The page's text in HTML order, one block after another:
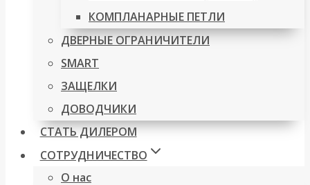
КОМПЛАНАРНЫЕ ПЕТЛИ
ДВЕРНЫЕ ОГРАНИЧИТЕЛИ
SMART
ЗАЩЕЛКИ
ДОВОДЧИКИ
СТАТЬ ДИЛЕРОМ
СОТРУДНИЧЕСТВО
О нас